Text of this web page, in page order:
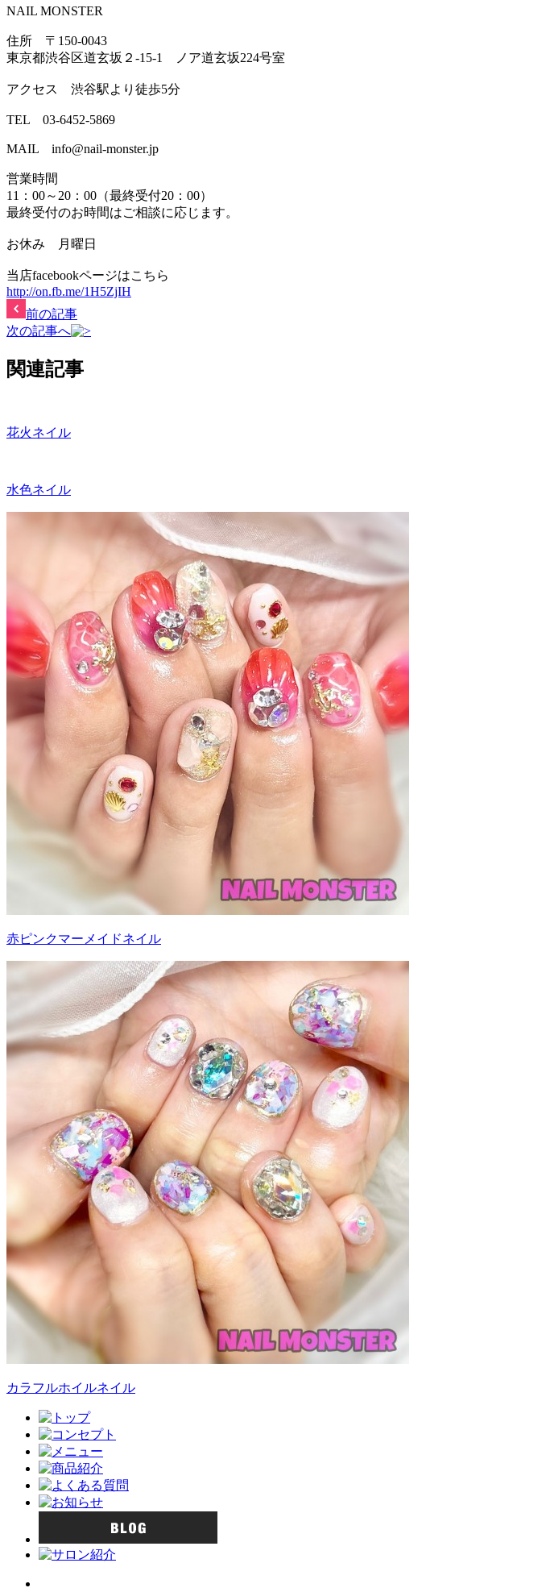
NAIL MONSTER
住所 〒150-0043
東京都渋谷区道玄坂２-15-1 ノア道玄坂224号室
アクセス 渋谷駅より徒歩5分
TEL 03-6452-5869
MAIL info@nail-monster.jp
営業時間
11：00～20：00（最終受付20：00）
最終受付のお時間はご相談に応じます。
お休み 月曜日
当店facebookページはこちら
http://on.fb.me/1H5ZjIH
前の記事
次の記事へ
関連記事
花火ネイル
水色ネイル
赤ピンクマーメイドネイル
カラフルホイルネイル